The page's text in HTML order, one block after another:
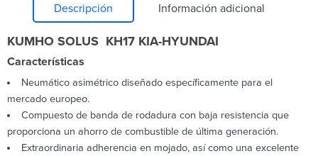
Descripción Información adicional
KUMHO SOLUS KH17 KIA-HYUNDAI
Características
Neumático asimétrico diseñado específicamente para el
mercado europeo.
Compuesto de banda de rodadura con baja resistencia que
proporciona un ahorro de combustible de última generación.
Extraordinaria adherencia en mojado, así como una excelente